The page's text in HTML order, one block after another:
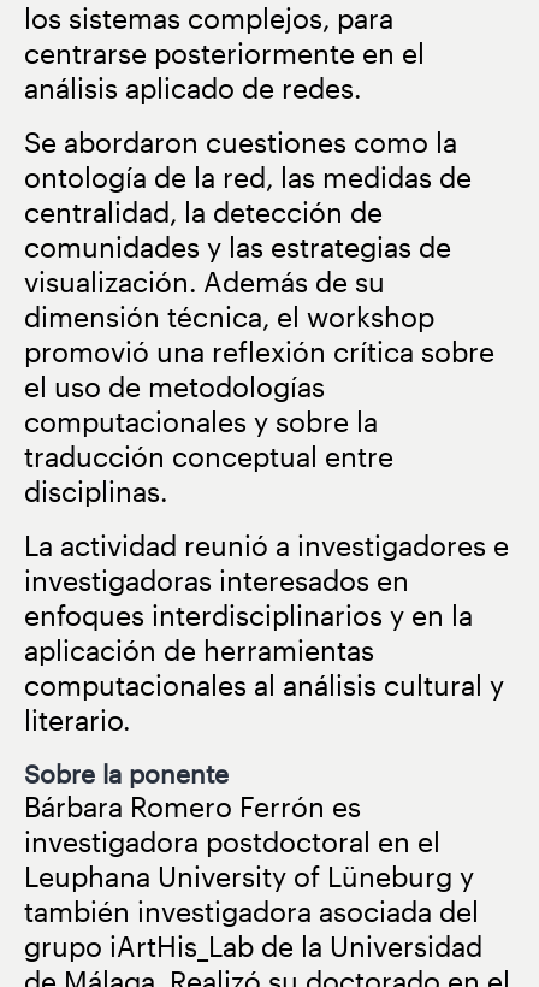
los sistemas complejos, para
centrarse posteriormente en el
análisis aplicado de redes.
Se abordaron cuestiones como la
ontología de la red, las medidas de
centralidad, la detección de
comunidades y las estrategias de
visualización. Además de su
dimensión técnica, el workshop
promovió una reflexión crítica sobre
el uso de metodologías
computacionales y sobre la
traducción conceptual entre
disciplinas.
La actividad reunió a investigadores e
investigadoras interesados en
enfoques interdisciplinarios y en la
aplicación de herramientas
computacionales al análisis cultural y
literario.
Sobre la ponente
Bárbara Romero Ferrón es
investigadora postdoctoral en el
Leuphana University of Lüneburg y
también investigadora asociada del
grupo iArtHis_Lab de la Universidad
de Málaga . Realizó su doctorado en el